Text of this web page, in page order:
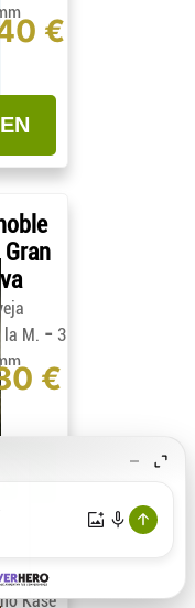
€
M. - 3
€
Käse